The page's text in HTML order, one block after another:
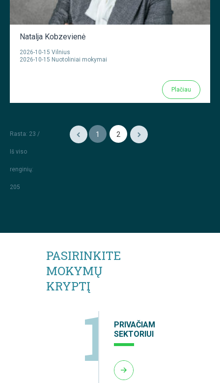
Natalja Kobzevienė
2026-10-15 Vilnius
2026-10-15 Nuotoliniai mokymai
Plačiau
Rasta: 23 /
Iš viso
renginių:
205
1 2
PASIRINKITE
MOKYMŲ
KRYPTĮ
1
PRIVAČIAM
SEKTORIUI